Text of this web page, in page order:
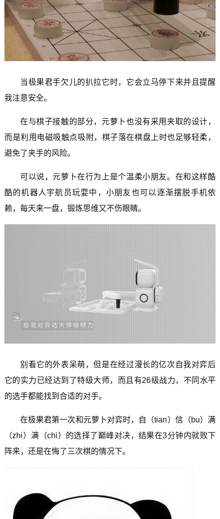
当极果君手欠儿的扒拉它时，它会立马停下来并且提醒
我注意安全。
在与棋子接触的部分，元萝卜也没有采用夹取的设计，
而是利用电磁吸触点吸附，棋子落在棋盘上时也足够轻柔，
避免了夹手的风险。
可以说，元萝卜在行为上是个温柔小朋友。在和这样酷
酷的机器人宇航员玩耍中，小朋友也可以逐渐摆脱手机依
赖，每天来一盘，锻炼思维又不伤眼睛。
别看它的外表呆萌，但是在经过漫长的亿次自我对弈后
它的实力已经达到了特级大师，而且有26级战力，不同水平
的选手都能找到合适的对手。
在极果君第一次和元萝卜对弈时，自（tian）信（bu）满
（zhi）满（chi）的选择了巅峰对决，结果在3分钟内就败下
阵来，还是在悔了三次棋的情况下。